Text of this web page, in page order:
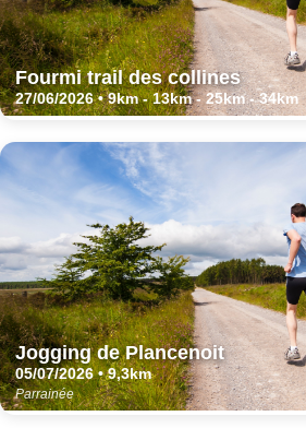
Fourmi trail des collines
27/06/2026 • 9km - 13km - 25km - 34km
Jogging de Plancenoit
05/07/2026 • 9,3km
Parrainée